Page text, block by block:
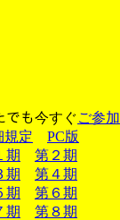
でも今すぐご参加
規定
PC版
期
第２期
期
第４期
期
第６期
期
第８期